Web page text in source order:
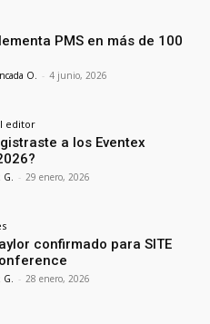
PMS en más de 100
O. - 4 junio, 2026
editor
a los Eventex
G. - 29 enero, 2026
confirmado para SITE
- 28 enero, 2026